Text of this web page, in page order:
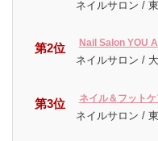
ネイルサロン /
第2位 Nail Salon YOU
ネイルサロン /
第3位 ネイル＆フット
ネイルサロン /